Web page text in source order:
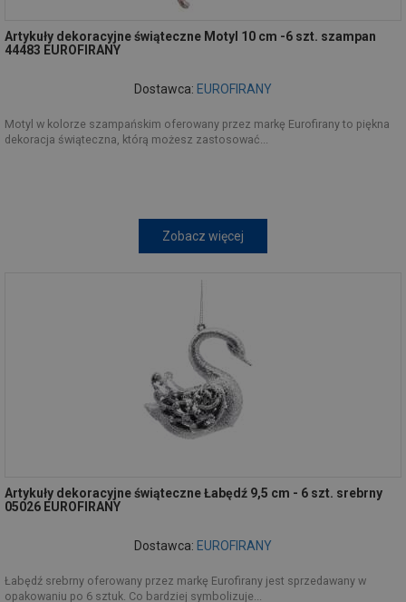
Artykuły dekoracyjne świąteczne Motyl 10 cm -6 szt. szampan
44483 EUROFIRANY
Dostawca: EUROFIRANY
Motyl w kolorze szampańskim oferowany przez markę Eurofirany to piękna
dekoracja świąteczna, którą możesz zastosować...
Zobacz więcej
Artykuły dekoracyjne świąteczne Łabędź 9,5 cm - 6 szt. srebrny
05026 EUROFIRANY
Dostawca: EUROFIRANY
Łabędź srebrny oferowany przez markę Eurofirany jest sprzedawany w
opakowaniu po 6 sztuk. Co bardziej symbolizuje...